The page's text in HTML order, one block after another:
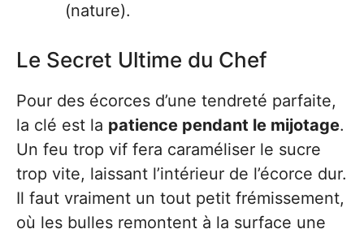
(nature).
Le Secret Ultime du Chef
Pour des écorces d’une tendreté parfaite,
la clé est la patience pendant le mijotage.
Un feu trop vif fera caraméliser le sucre
trop vite, laissant l’intérieur de l’écorce dur.
Il faut vraiment un tout petit frémissement,
où les bulles remontent à la surface une